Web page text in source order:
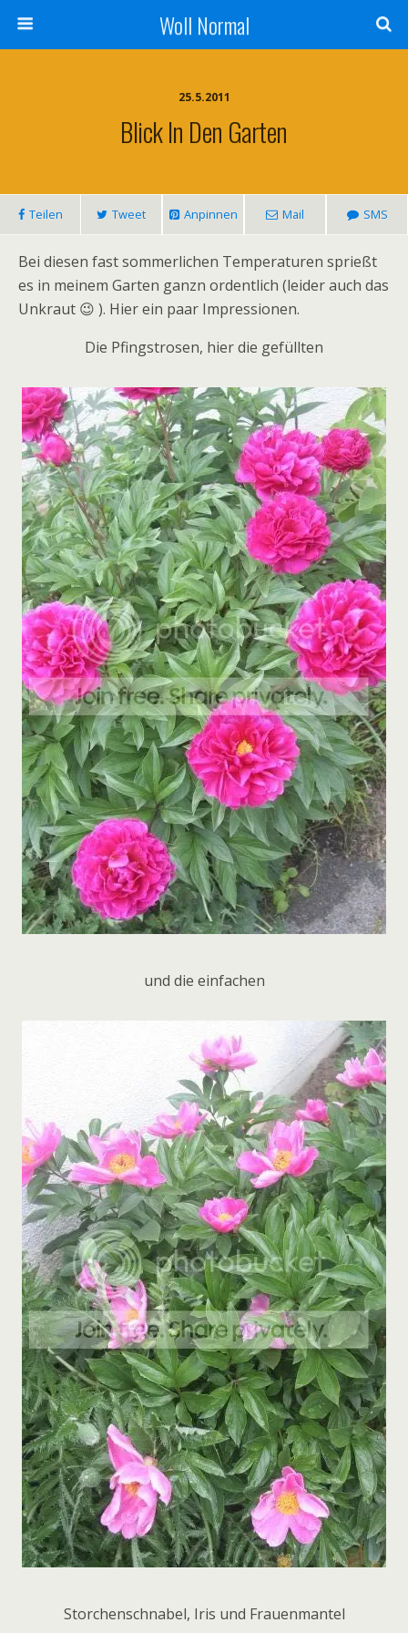
Woll Normal
25.5.2011
Blick In Den Garten
Teilen Tweet Anpinnen Mail SMS
Bei diesen fast sommerlichen Temperaturen sprießt
es in meinem Garten ganzn ordentlich (leider auch das
Unkraut 😉 ). Hier ein paar Impressionen.
Die Pfingstrosen, hier die gefüllten
und die einfachen
Storchenschnabel, Iris und Frauenmantel